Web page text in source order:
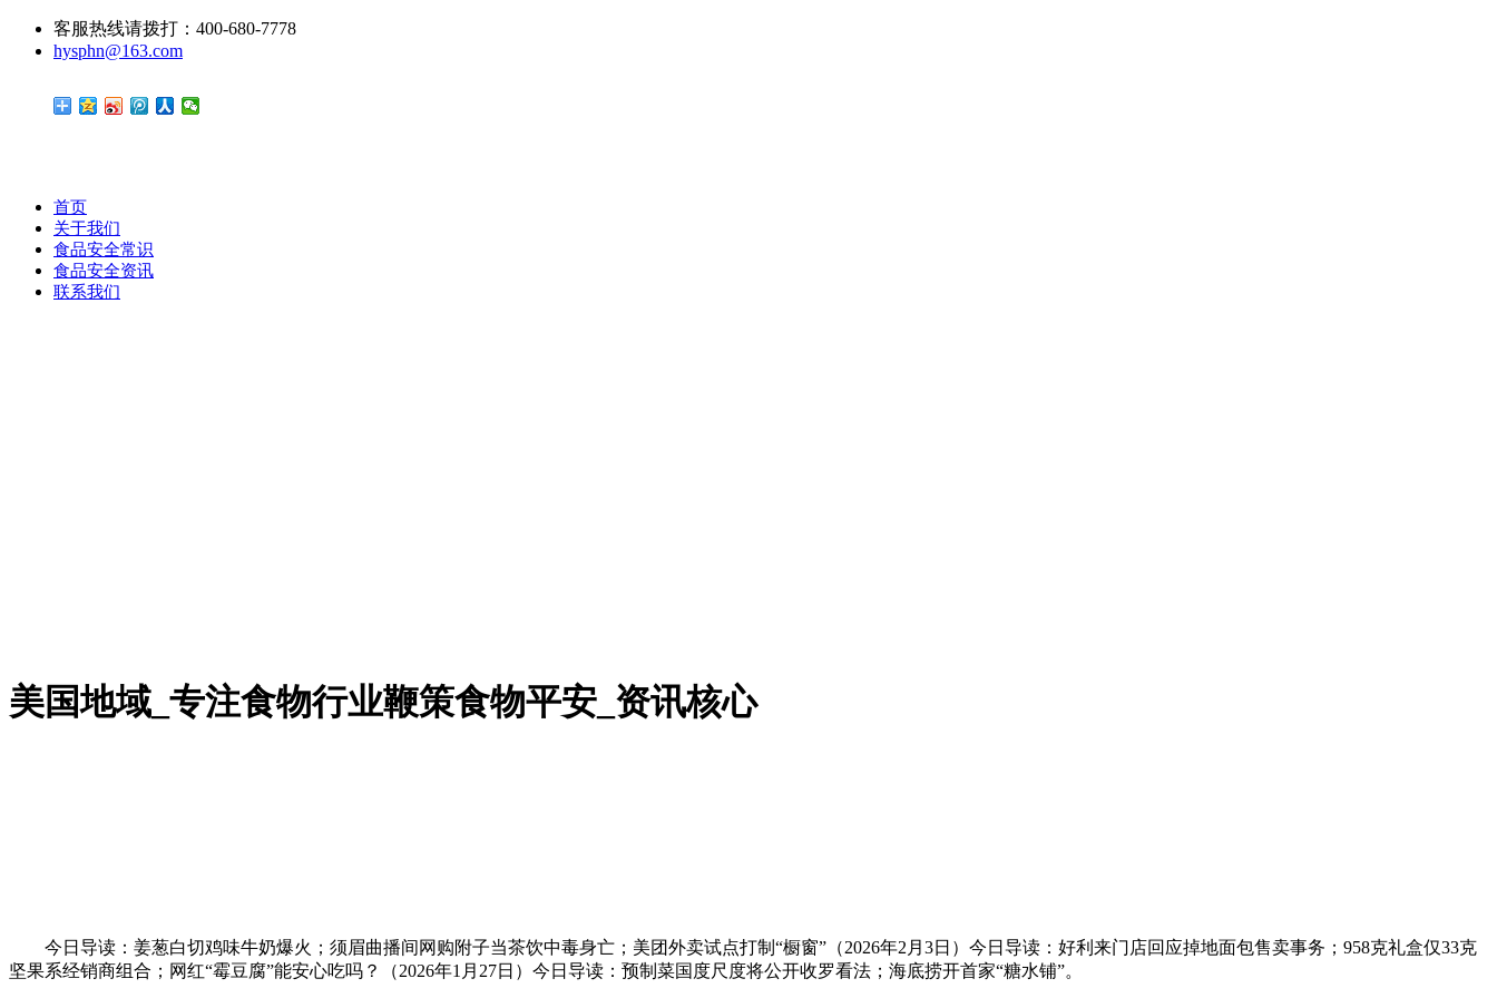
客服热线请拨打：400-680-7778
hysphn@163.com
首页
关于我们
食品安全常识
食品安全资讯
联系我们
美国地域_专注食物行业鞭策食物平安_资讯核心
今日导读：姜葱白切鸡味牛奶爆火；须眉曲播间网购附子当茶饮中毒身亡；美团外卖试点打制“橱窗”（2026年2月3日）今日导读：好利来门店回应掉地面包售卖事务；958克礼盒仅33克
坚果系经销商组合；网红“霉豆腐”能安心吃吗？（2026年1月27日）今日导读：预制菜国度尺度将公开收罗看法；海底捞开首家“糖水铺”。